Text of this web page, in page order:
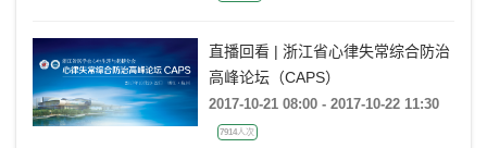
直播回看 | 浙江省心律失常综合防治
高峰论坛（CAPS）
2017-10-21 08:00 - 2017-10-22 11:30
7914人次